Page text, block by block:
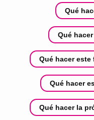
Qué
Qué
Qué hacer este
Qué hacer
Qué hacer la